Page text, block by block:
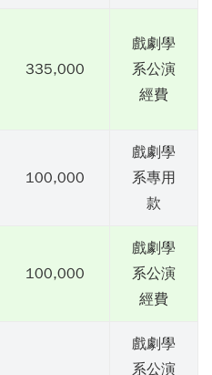
335,000
戲劇學
系公演
經費
100,000
戲劇學
系專用
款
100,000
戲劇學
系公演
經費
戲劇學
系公演